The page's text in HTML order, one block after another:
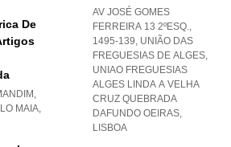
De
MAIA,
AV JOSÉ GOMES
FERREIRA 13 2ºESQ.,
1495-139, UNIÃO DAS
FREGUESIAS DE ALGES,
UNIAO FREGUESIAS
ALGES LINDA A VELHA
CRUZ QUEBRADA
DAFUNDO OEIRAS,
LISBOA